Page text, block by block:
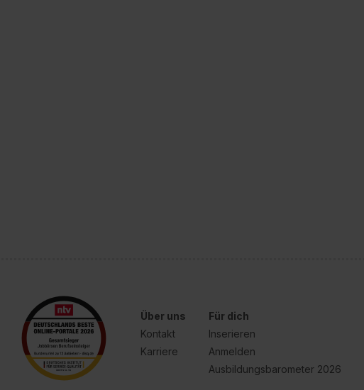
Über uns
Kontakt
Karriere
Für dich
Inserieren
Anmelden
Ausbildungsbarometer 2026